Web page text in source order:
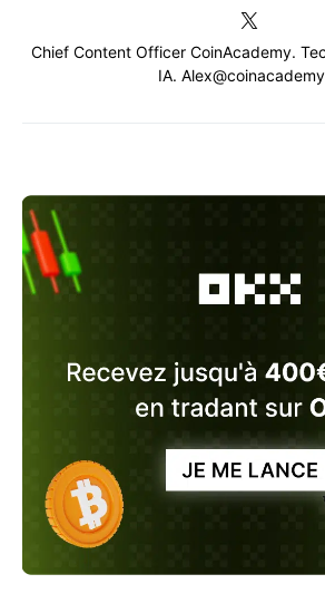
Chief Content Officer CoinAcademy.
IA.